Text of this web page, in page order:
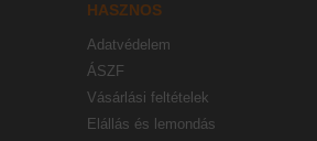
HASZNOS
Adatvédelem
ÁSZF
Vásárlási feltételek
Elállás és lemondás